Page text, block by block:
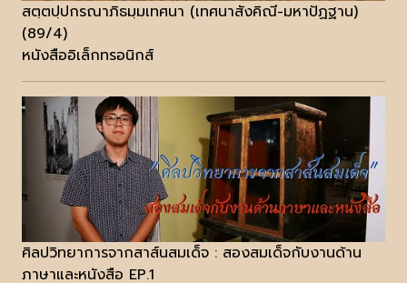
สตฺตปฺปกรณาภิธมฺมเทศนา (เทศนาสังคิณี-มหาปัฏฐาน)
(89/4)
หนังสืออิเล็กทรอนิกส์
ศิลปวิทยาการจากสาส์นสมเด็จ : สองสมเด็จกับงานด้าน
ภาษาและหนังสือ EP.1